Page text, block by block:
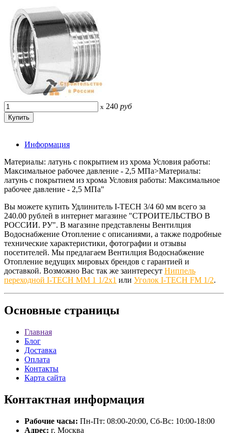
x 240 руб
Информация
Материалы: латунь c покрытием из хрома Условия работы:
Максимальное рабочее давление - 2,5 МПа>Материалы:
латунь c покрытием из хрома Условия работы: Максимальное
рабочее давление - 2,5 МПа"
Вы можете купить Удлинитель I-TECH 3/4 60 мм всего за
240.00 рублей в интернет магазине "СТРОИТЕЛЬСТВО В
РОССИИ. РУ". В магазине представлены Вентилция
Водоснабжение Отопление с описаниями, а также подробные
технические характеристики, фотографии и отзывы
посетителей. Мы предлагаем Вентилция Водоснабжение
Отопление ведущих мировых брендов с гарантией и
доставкой. Возможно Вас так же заинтересут Ниппель
переходной I-TECH MM 1 1/2х1 или Уголок I-TECH FM 1/2.
Основные страницы
Главная
Блог
Доставка
Оплата
Контакты
Карта сайта
Контактная информация
Рабочие часы: Пн-Пт: 08:00-20:00, Сб-Вс: 10:00-18:00
Адрес: г. Москва